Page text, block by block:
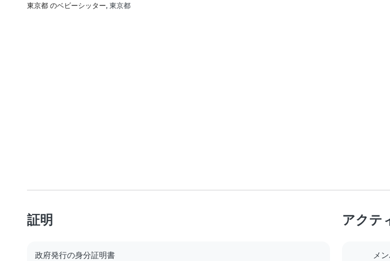
東京都 のベビーシッター, 東京都
証明
政府発行の身分証明書
アクテ
メ